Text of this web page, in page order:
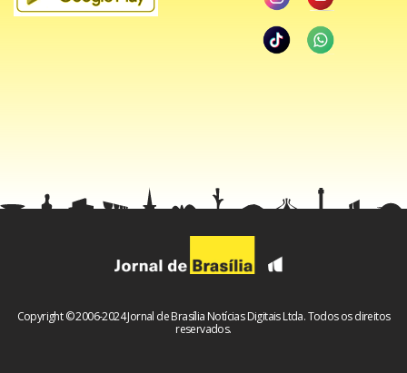
Copyright © 2006-2024 Jornal de Brasília Notícias Digitais Ltda. Todos os direitos
reservados.